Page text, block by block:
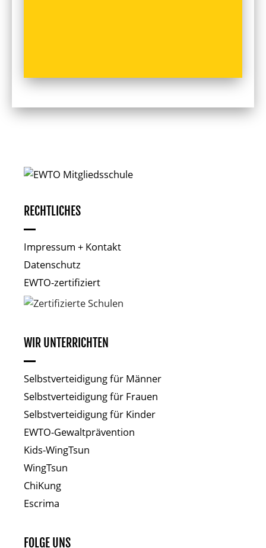
RECHTLICHES
Impressum + Kontakt
Datenschutz
EWTO-zertifiziert
WIR UNTERRICHTEN
Selbstverteidigung für Männer
Selbstverteidigung für Frauen
Selbstverteidigung für Kinder
EWTO-Gewaltprävention
Kids-WingTsun
WingTsun
ChiKung
Escrima
FOLGE UNS